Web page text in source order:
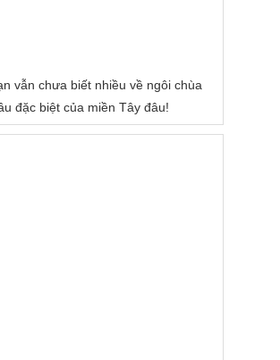
vẫn chưa biết nhiều về ngôi chùa
đặc biệt của miền Tây đâu!